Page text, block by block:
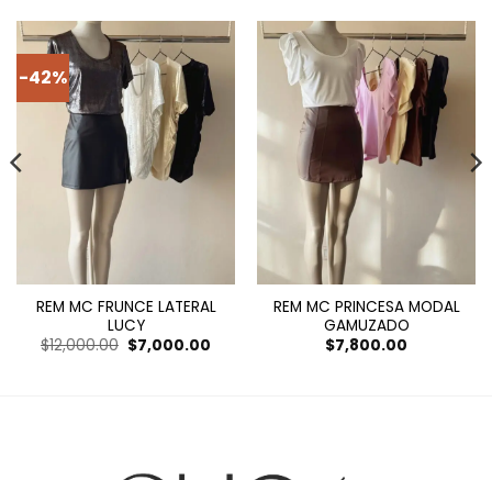
-42%
REM MC FRUNCE LATERAL
LUCY
$12,000.00 El
precio
$7,000.00
REM MC PRINCESA MODAL
GAMUZADO
$7,800.00